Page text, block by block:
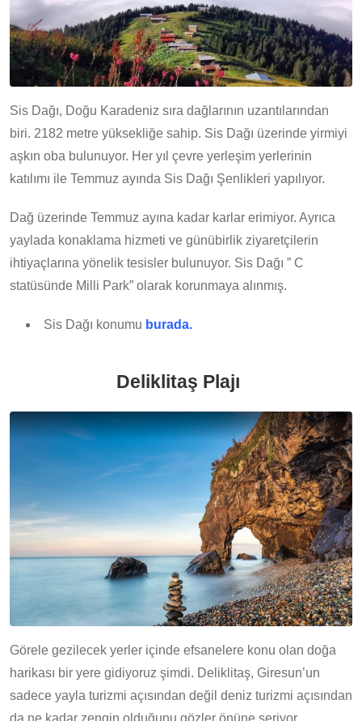
Sis Dağı, Doğu Karadeniz sıra dağlarının uzantılarından
biri. 2182 metre yüksekliğe sahip. Sis Dağı üzerinde yirmiyi
aşkın oba bulunuyor. Her yıl çevre yerleşim yerlerinin
katılımı ile Temmuz ayında Sis Dağı Şenlikleri yapılıyor.
Dağ üzerinde Temmuz ayına kadar karlar erimiyor. Ayrıca
yaylada konaklama hizmeti ve günübirlik ziyaretçilerin
ihtiyaçlarına yönelik tesisler bulunuyor. Sis Dağı ” C
statüsünde Milli Park” olarak korunmaya alınmış.
Sis Dağı konumu burada.
Deliklitaş Plajı
Görele gezilecek yerler içinde efsanelere konu olan doğa
harikası bir yere gidiyoruz şimdi. Deliklitaş, Giresun’un
sadece yayla turizmi açısından değil deniz turizmi açısından
da ne kadar zengin olduğunu gözler önüne seriyor.